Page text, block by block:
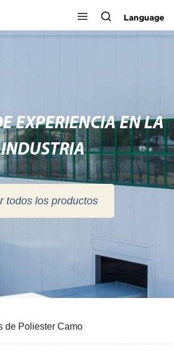
Language
EXPERIENCIA EN LA
INDUSTRIA
todos los productos
de Poliester Camo